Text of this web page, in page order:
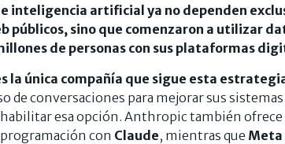
inteligencia artificial ya no dependen
públicos, sino que comenzaron a utilizar
de personas con sus plataformas
la única compañía que sigue esta
de conversaciones para mejorar sus
esa opción. Anthropic también
con Claude, mientras que Meta